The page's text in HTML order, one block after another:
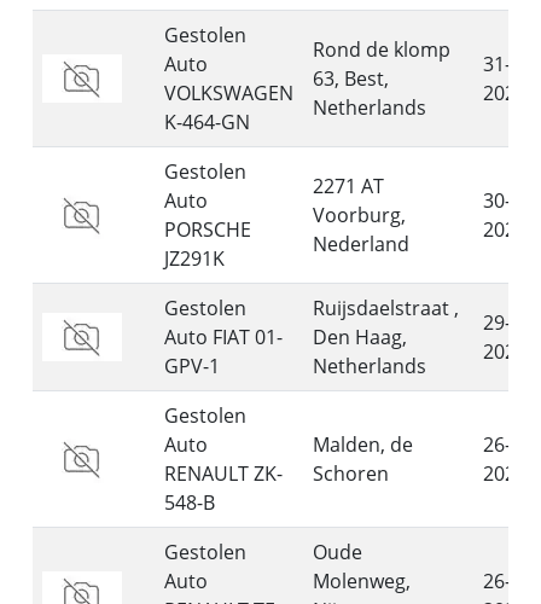
Gestolen
Auto
VOLKSWAGEN
K-464-GN
Rond de klomp
63, Best,
Netherlands
31-07-
2026
Gestolen
Auto
PORSCHE
JZ291K
2271 AT
Voorburg,
Nederland
30-07-
2026
Gestolen
Auto FIAT 01-
GPV-1
Ruijsdaelstraat ,
Den Haag,
Netherlands
29-07-
2026
Gestolen
Auto
RENAULT ZK-
548-B
Malden, de
Schoren
26-07-
2026
Gestolen
Auto
Oude
Molenweg,
26-07-